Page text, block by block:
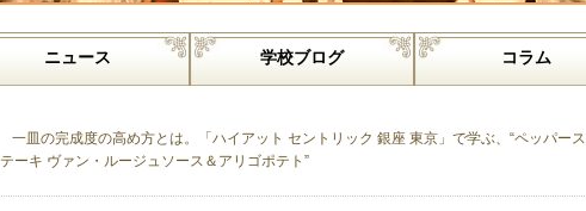
ニュース 学校ブログ コラム
一皿の完成度の高め方とは。「ハイアット セントリック 銀座 東京」で学ぶ、“ペッパース
テーキ ヴァン・ルージュソース＆アリゴポテト”